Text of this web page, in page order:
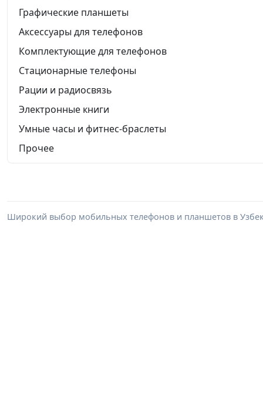
Графические планшеты
Аксессуары для телефонов
Комплектующие для телефонов
Стационарные телефоны
Рации и радиосвязь
Электронные книги
Умные часы и фитнес-браслеты
Прочее
Широкий выбор мобильных телефонов и планшетов в